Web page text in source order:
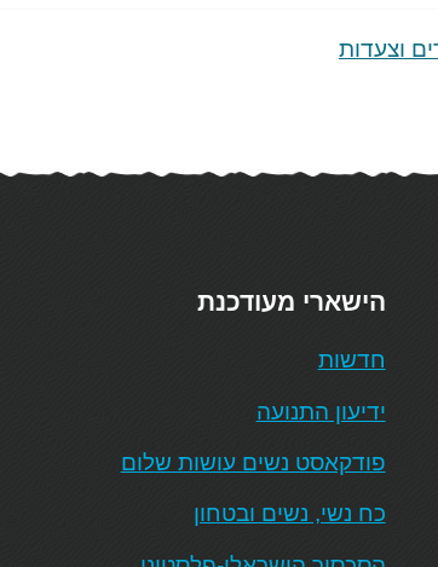
וצעדות
הישארי מעודכנת
חדשות
ידיעון התנועה
פודקאסט נשים עושות שלום
כח נשי, נשים ובטחון